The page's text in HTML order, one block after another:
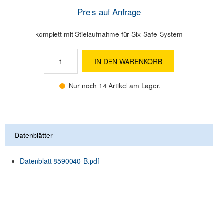
Preis auf Anfrage
komplett mit Stielaufnahme für Six-Safe-System
IN DEN WARENKORB
Nur noch 14 Artikel am Lager.
Datenblätter
Datenblatt 8590040-B.pdf